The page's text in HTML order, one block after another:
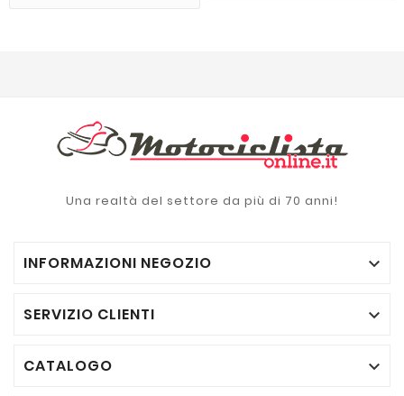
Una realtà del settore da più di 70 anni!
INFORMAZIONI NEGOZIO 
SERVIZIO CLIENTI 
CATALOGO 